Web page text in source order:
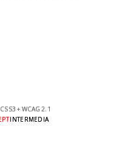
CSS3 + WCAG 2.1
INTERMEDIA